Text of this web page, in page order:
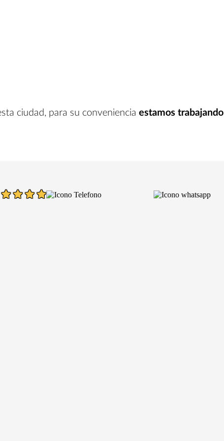
ciudad, para su conveniencia estamos trabajando